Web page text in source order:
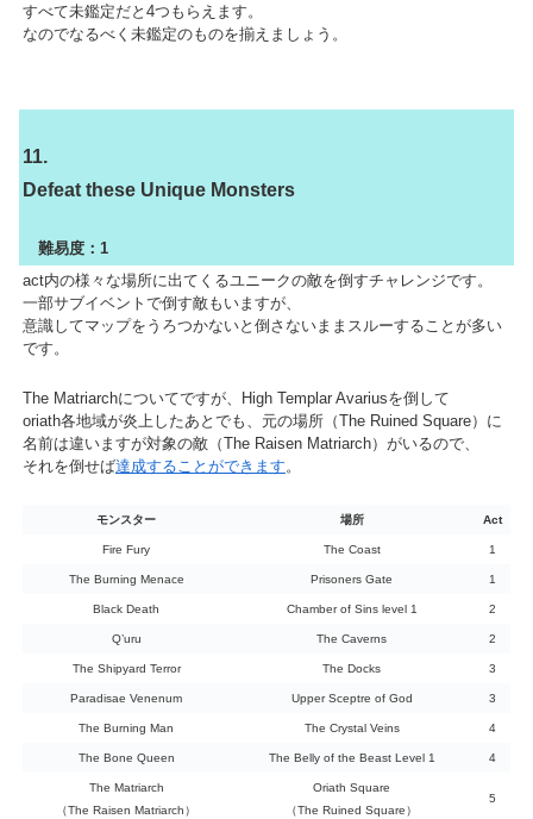
すべて未鑑定だと4つもらえます。
なのでなるべく未鑑定のものを揃えましょう。
11.
Defeat these Unique Monsters
難易度：1
act内の様々な場所に出てくるユニークの敵を倒すチャレンジです。
一部サブイベントで倒す敵もいますが、
意識してマップをうろつかないと倒さないままスルーすることが多い
です。
The Matriarchについてですが、High Templar Avariusを倒して
oriath各地域が炎上したあとでも、元の場所（The Ruined Square）に
名前は違いますが対象の敵（The Raisen Matriarch）がいるので、
それを倒せば達成することができます。
モンスター 場所 Act
Fire Fury The Coast 1
The Burning Menace Prisoners Gate 1
Black Death Chamber of Sins level 1 2
Q’uru The Caverns 2
The Shipyard Terror The Docks 3
Paradisae Venenum Upper Sceptre of God 3
The Burning Man The Crystal Veins 4
The Bone Queen The Belly of the Beast Level 1 4
The Matriarch
（The Raisen Matriarch）
Oriath Square
（The Ruined Square）
5